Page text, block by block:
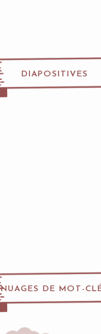
DIAPOSITIVES
NUAGES DE MOT-